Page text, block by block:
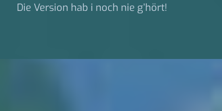
Die Version hab i noch nie g’hört!